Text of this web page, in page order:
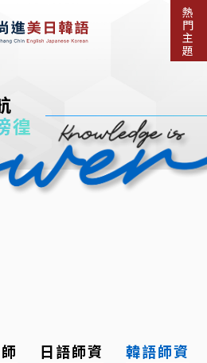
熱
門
主
題
徨
日語師資
韓語師資